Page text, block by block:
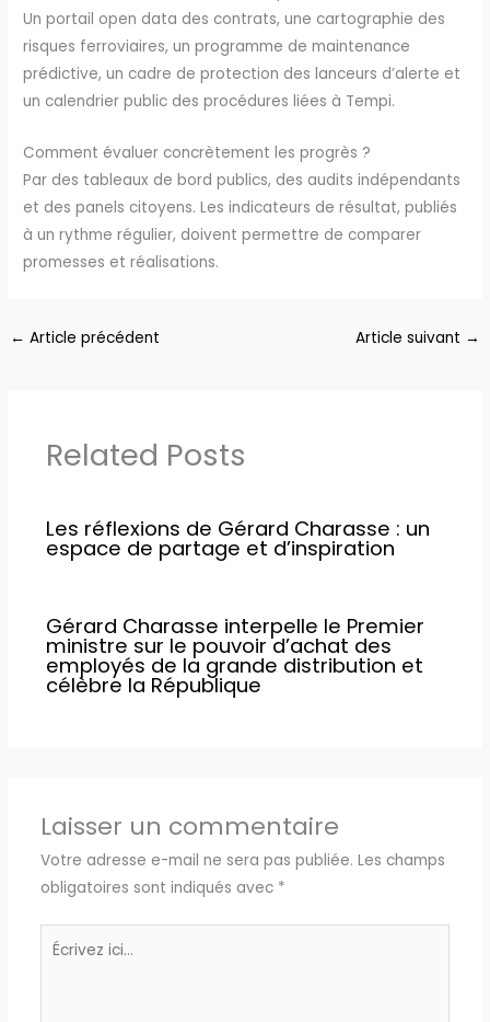
Un portail open data des contrats, une cartographie des
risques ferroviaires, un programme de maintenance
prédictive, un cadre de protection des lanceurs d’alerte et
un calendrier public des procédures liées à Tempi.
Comment évaluer concrètement les progrès ?
Par des tableaux de bord publics, des audits indépendants
et des panels citoyens. Les indicateurs de résultat, publiés
à un rythme régulier, doivent permettre de comparer
promesses et réalisations.
← Article précédent Article suivant →
Related Posts
Les réflexions de Gérard Charasse : un
espace de partage et d’inspiration
Gérard Charasse interpelle le Premier
ministre sur le pouvoir d’achat des
employés de la grande distribution et
célèbre la République
Laisser un commentaire
Votre adresse e-mail ne sera pas publiée. Les champs
obligatoires sont indiqués avec *
Écrivez